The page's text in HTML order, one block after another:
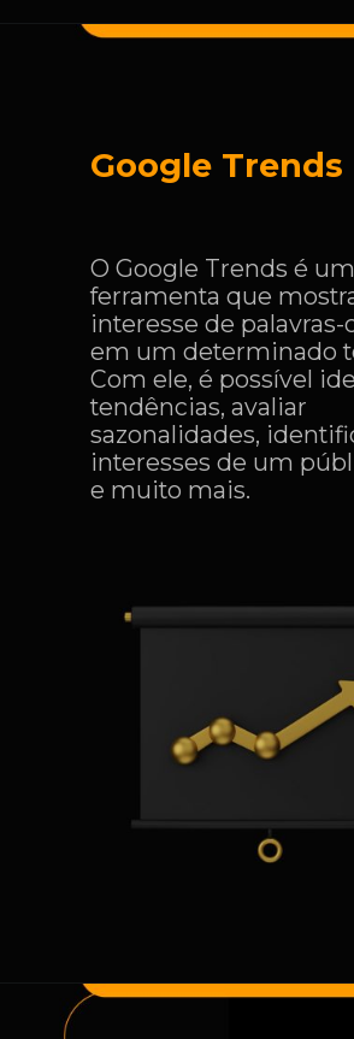
O Google Trends é
ferramenta que
interesse de palavras-
em um determinado
Com ele, é possível
tendências, avaliar
sazonalidades,
interesses de um
e muito mais.
Google Trends